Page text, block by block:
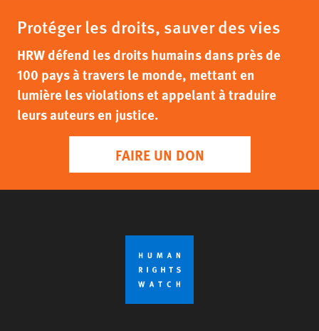
Protéger les droits, sauver des vies
HRW défend les droits humains dans près de
100 pays à travers le monde, mettant en
lumière les violations et appelant à traduire
leurs auteurs en justice.
FAIRE UN DON